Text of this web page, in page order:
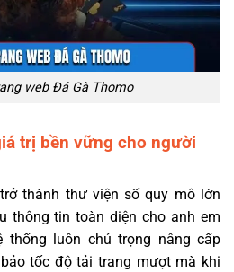
web Đá Gà Thomo
trị bền vững cho người
thành thư viện số quy mô lớn
thông tin toàn diện cho anh em
thống luôn chú trọng nâng cấp
tốc độ tải trang mượt mà khi